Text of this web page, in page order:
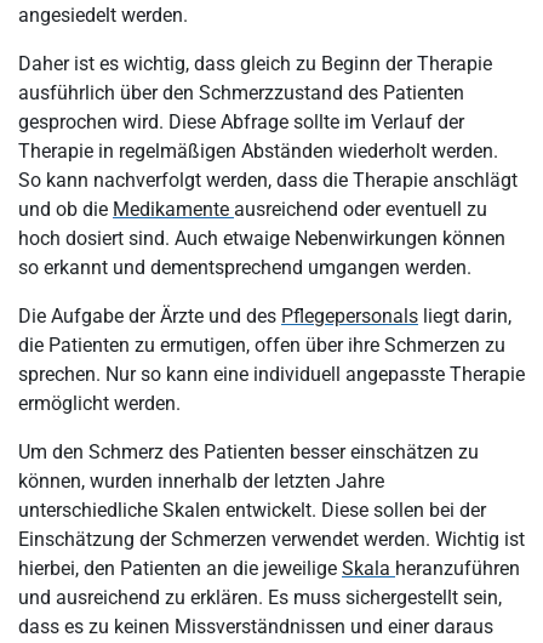
angesiedelt werden.
Daher ist es wichtig, dass gleich zu Beginn der Therapie
ausführlich über den Schmerzzustand des Patienten
gesprochen wird. Diese Abfrage sollte im Verlauf der
Therapie in regelmäßigen Abständen wiederholt werden.
So kann nachverfolgt werden, dass die Therapie anschlägt
und ob die Medikamente ausreichend oder eventuell zu
hoch dosiert sind. Auch etwaige Nebenwirkungen können
so erkannt und dementsprechend umgangen werden.
Die Aufgabe der Ärzte und des Pflegepersonals liegt darin,
die Patienten zu ermutigen, offen über ihre Schmerzen zu
sprechen. Nur so kann eine individuell angepasste Therapie
ermöglicht werden.
Um den Schmerz des Patienten besser einschätzen zu
können, wurden innerhalb der letzten Jahre
unterschiedliche Skalen entwickelt. Diese sollen bei der
Einschätzung der Schmerzen verwendet werden. Wichtig ist
hierbei, den Patienten an die jeweilige Skala heranzuführen
und ausreichend zu erklären. Es muss sichergestellt sein,
dass es zu keinen Missverständnissen und einer daraus